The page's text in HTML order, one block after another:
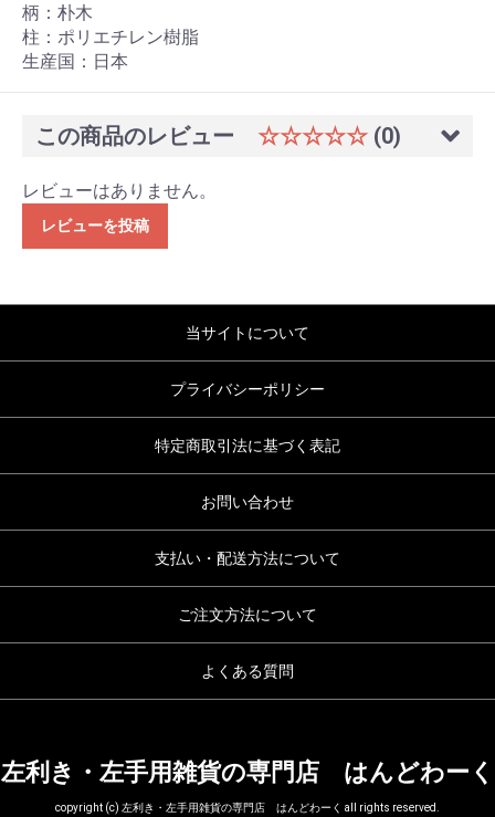
柄：朴木
柱：ポリエチレン樹脂
生産国：日本
この商品のレビュー ☆☆☆☆☆ (0)
レビューはありません。
レビューを投稿
当サイトについて
プライバシーポリシー
特定商取引法に基づく表記
お問い合わせ
支払い・配送方法について
ご注文方法について
よくある質問
左利き・左手用雑貨の専門店 はんどわーく
copyright (c) 左利き・左手用雑貨の専門店 はんどわーく all rights reserved.